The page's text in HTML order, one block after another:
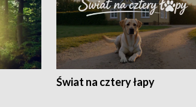
Świat na cztery łapy